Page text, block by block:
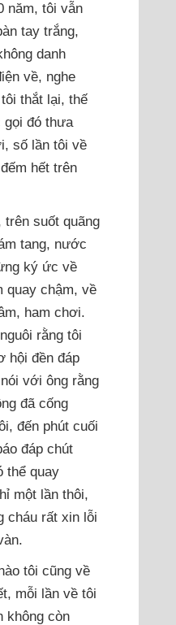
năm, tôi vẫn
tay trắng,
danh
về, nghe
thắt lại, thế
gọi đó thưa
số lần tôi về
hết trên
trên suốt quãng
tang, nước
ký ức về
quay chậm, về
ham chơi.
rằng tôi
hội đền đáp
với ông rằng
đã cống
đến phút cuối
đáp chút
thể quay
một lần thôi,
cháu rất xin lỗi
tôi cũng về
mỗi lần về tôi
không còn